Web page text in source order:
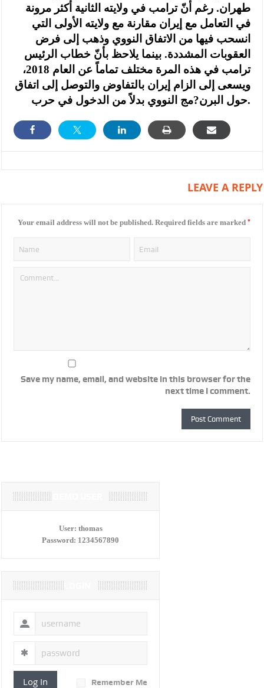
طهران. رغم أنّ ترامب في ولايته الثانية أكثر مرونة
في التعامل مع إيران مقارنة مع ولايته الأولى التي
انسحب فيها من الاتفاق النووي وذهب إلى فرض
العقوبات المشددة. بينما يلاحظ بأنّ خطاب الرئيس
ترامب في هذه المرة مختلف تماماً عن العام 2018،
ويسعى إلى الزام إيران بالتفاوض والتوصل إلى اتفاق
حول البرن?مج النووي بدلاً من الدخول في حرب.
LEAVE A REPLY
Your email address will not be published. Required fields are marked *
Save my name, email, and website in this browser for the
next time I comment.
User: thomas
Password: 1234567890
Log In Remember Me